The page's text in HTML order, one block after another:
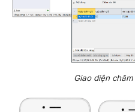
Giao diện